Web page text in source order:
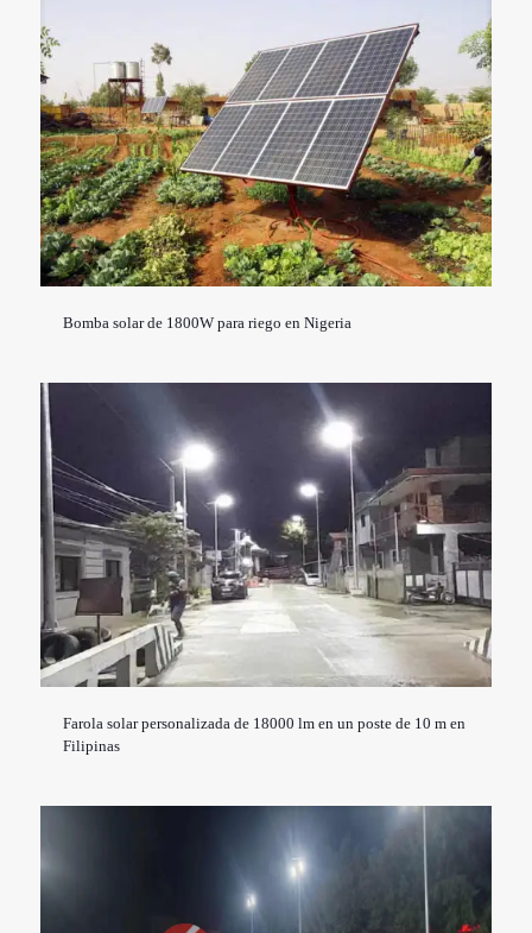
Bomba solar de 1800W para riego en Nigeria
Farola solar personalizada de 18000 lm en un poste de 10 m en
Filipinas